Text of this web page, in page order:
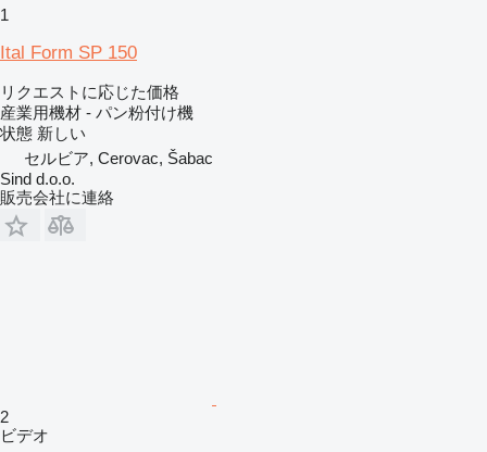
1
Ital Form SP 150
リクエストに応じた価格
産業用機材 - パン粉付け機
状態 新しい
セルビア, Cerovac, Šabac
Sind d.o.o.
販売会社に連絡
2
ビデオ